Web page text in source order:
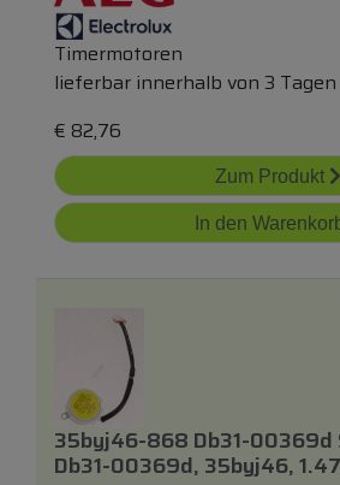
Timermotoren
lieferbar innerhalb von 3 Tagen
€ 82,76
Zum Produkt
In den
35byj46-868 Db31-
Db31-00369d, 35byj46,